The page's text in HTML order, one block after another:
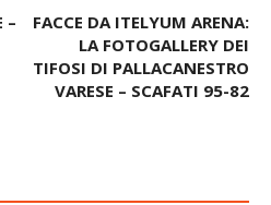
–
FACCE DA ITELYUM ARENA:
LA FOTOGALLERY DEI
TIFOSI DI PALLACANESTRO
VARESE – SCAFATI 95-82